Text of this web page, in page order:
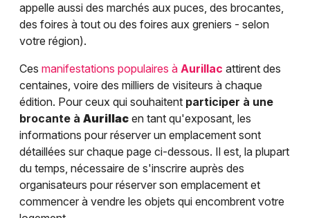
appelle aussi des marchés aux puces, des brocantes,
des foires à tout ou des foires aux greniers - selon
votre région).
Ces manifestations populaires à Aurillac attirent des
centaines, voire des milliers de visiteurs à chaque
édition. Pour ceux qui souhaitent participer à une
brocante à Aurillac en tant qu'exposant, les
informations pour réserver un emplacement sont
détaillées sur chaque page ci-dessous. Il est, la plupart
du temps, nécessaire de s'inscrire auprès des
organisateurs pour réserver son emplacement et
commencer à vendre les objets qui encombrent votre